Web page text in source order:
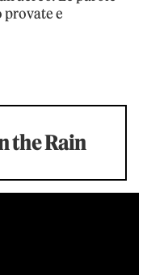
provate e
the Rain